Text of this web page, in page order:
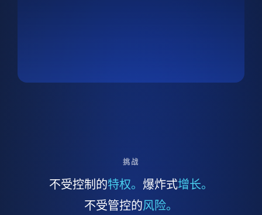
挑战
不受控制的特权。 爆炸式增长。
不受管控的风险。